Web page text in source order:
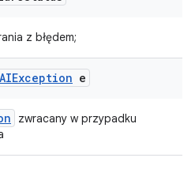
z błędem;
AIException e
zwracany w przypadku